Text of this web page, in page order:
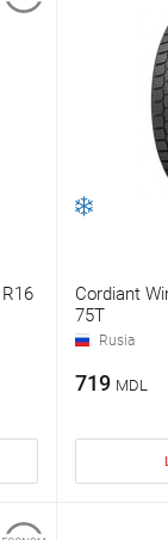
Cordiant
75T
Rusia
719 MDL